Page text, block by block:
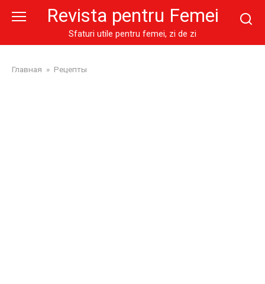
Revista pentru Femei
Sfaturi utile pentru femei, zi de zi
Главная » Рецепты